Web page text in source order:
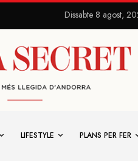
Dissabte 8 agost,
LIFESTYLE PLANS PER FER